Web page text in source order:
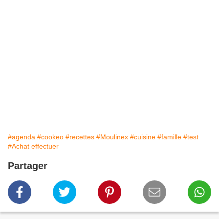
#agenda #cookeo #recettes #Moulinex #cuisine #famille #test
#Achat effectuer
Partager